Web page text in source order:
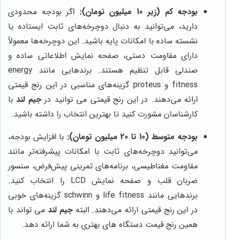
بودجه کم (زیر 10 میلیون تومان):
اگر بودجه محدودی
دارید، می‌توانید به دنبال دوچرخه‌های ثابت ایستاده یا
نشسته ساده با امکانات پایه باشید. این دوچرخه‌ها معمولاً
دارای مقاومت دستی، صفحه نمایش اطلاعاتی ساده و
صندلی قابل تنظیم هستند. برندهایی مانند energy
fitness و proteus گزینه‌های مناسبی در این رنج قیمتی
ارائه می‌دهند. در این رنج قیمتی می توانید درجیم لندبا
کارشناسان مشورت کنید تا بهترین انتخاب را داشته باشید.
بودجه متوسط (10 تا 20 میلیون تومان):
با افزایش بودجه،
می‌توانید دوچرخه‌های ثابت با امکانات پیشرفته‌تر مانند
مقاومت مغناطیسی، برنامه‌های تمرینی پیش‌فرض، سنسور
ضربان قلب و صفحه نمایش LCD را انتخاب کنید.
برندهایی مانند life fitness و schwinn گزینه‌های خوبی
در این رنج قیمتی ارائه می‌دهند. البتهجیم لندمی تواند با
همین رنج قیمت دستگاه های بهتری به شما ارائه دهد.